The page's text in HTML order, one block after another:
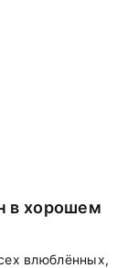
в хорошем
влюблённых,